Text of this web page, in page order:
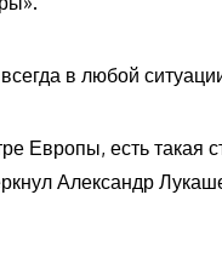
в любой
Европы, есть такая
Александр